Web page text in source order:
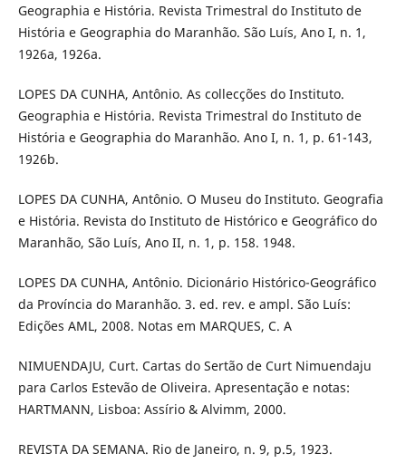
Geographia e História. Revista Trimestral do Instituto de
História e Geographia do Maranhão. São Luís, Ano I, n. 1,
1926a, 1926a.
LOPES DA CUNHA, Antônio. As collecções do Instituto.
Geographia e História. Revista Trimestral do Instituto de
História e Geographia do Maranhão. Ano I, n. 1, p. 61-143,
1926b.
LOPES DA CUNHA, Antônio. O Museu do Instituto. Geografia
e História. Revista do Instituto de Histórico e Geográfico do
Maranhão, São Luís, Ano II, n. 1, p. 158. 1948.
LOPES DA CUNHA, Antônio. Dicionário Histórico-Geográfico
da Província do Maranhão. 3. ed. rev. e ampl. São Luís:
Edições AML, 2008. Notas em MARQUES, C. A
NIMUENDAJU, Curt. Cartas do Sertão de Curt Nimuendaju
para Carlos Estevão de Oliveira. Apresentação e notas:
HARTMANN, Lisboa: Assírio & Alvimm, 2000.
REVISTA DA SEMANA. Rio de Janeiro, n. 9, p.5, 1923.